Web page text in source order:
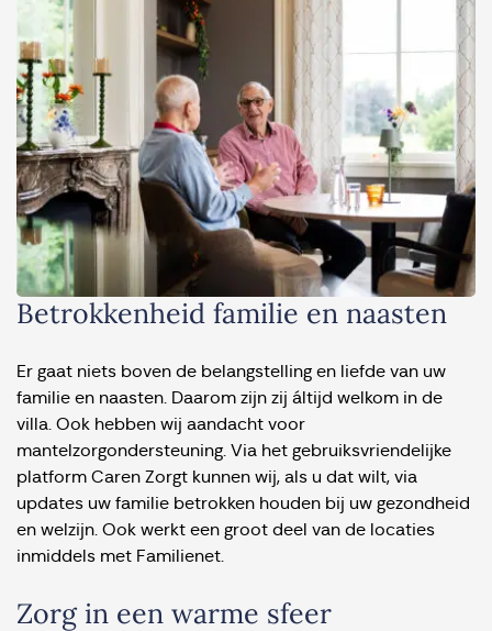
Betrokkenheid familie en naasten
Er gaat niets boven de belangstelling en liefde van uw
familie en naasten. Daarom zijn zij áltijd welkom in de
villa. Ook hebben wij aandacht voor
mantelzorgondersteuning. Via het gebruiksvriendelijke
platform Caren Zorgt kunnen wij, als u dat wilt, via
updates uw familie betrokken houden bij uw gezondheid
en welzijn. Ook werkt een groot deel van de locaties
inmiddels met Familienet.
Zorg in een warme sfeer